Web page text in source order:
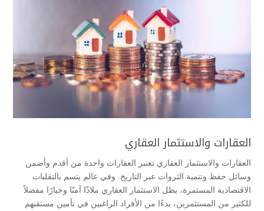
العقارات والاستثمار العقاري
العقارات والاستثمار العقاري تعتبر العقارات واحدة من أقدم وأضمن
وسائل حفظ وتنمية الثروات عبر التاريخ. وفي عالم يتسم بالتقلبات
الاقتصادية المستمرة، يظل الاستثمار العقاري ملاذًا آمنًا وخيارًا مفضلاً
للكثير من المستثمرين، بدءًا من الأفراد الراغبين في تأمين مستقبهم